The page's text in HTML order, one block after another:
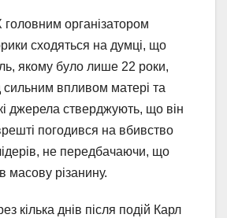
організатором
сходяться на думці, що
якому було лише 22 роки,
сильним впливом матері та
джерела стверджують, що він
погодився на вбивство
не передбачаючи, що
масову різанину.
кілька днів після подій Карл